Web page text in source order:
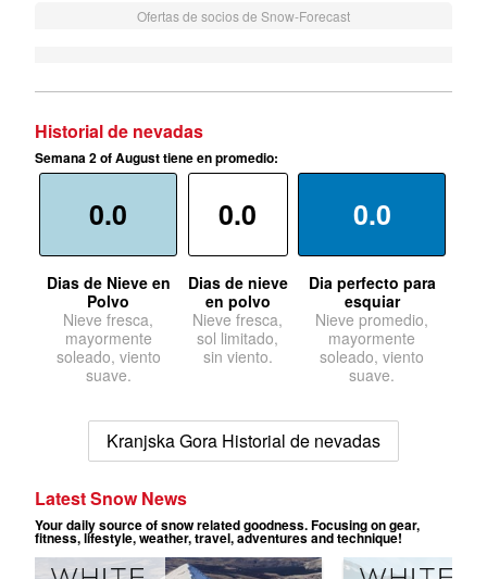
Ofertas de socios de Snow-Forecast
Historial de nevadas
Semana 2 of August tiene en promedio:
0.0
Dias de Nieve en
Polvo
Nieve fresca,
mayormente
soleado, viento
suave.
0.0
Dias de nieve
en polvo
Nieve fresca,
sol limitado,
sin viento.
0.0
Dia perfecto para
esquiar
Nieve promedio,
mayormente
soleado, viento
suave.
Kranjska Gora Historial de nevadas